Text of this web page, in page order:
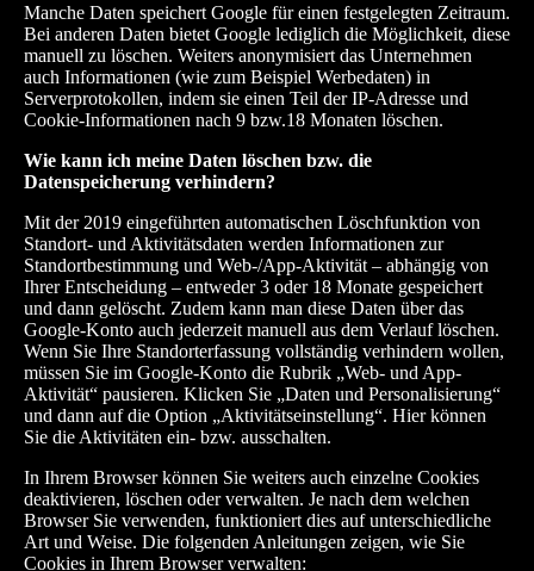
Manche Daten speichert Google für einen festgelegten Zeitraum.
Bei anderen Daten bietet Google lediglich die Möglichkeit, diese
manuell zu löschen. Weiters anonymisiert das Unternehmen
auch Informationen (wie zum Beispiel Werbedaten) in
Serverprotokollen, indem sie einen Teil der IP-Adresse und
Cookie-Informationen nach 9 bzw.18 Monaten löschen.
Wie kann ich meine Daten löschen bzw. die
Datenspeicherung verhindern?
Mit der 2019 eingeführten automatischen Löschfunktion von
Standort- und Aktivitätsdaten werden Informationen zur
Standortbestimmung und Web-/App-Aktivität – abhängig von
Ihrer Entscheidung – entweder 3 oder 18 Monate gespeichert
und dann gelöscht. Zudem kann man diese Daten über das
Google-Konto auch jederzeit manuell aus dem Verlauf löschen.
Wenn Sie Ihre Standorterfassung vollständig verhindern wollen,
müssen Sie im Google-Konto die Rubrik „Web- und App-
Aktivität“ pausieren. Klicken Sie „Daten und Personalisierung“
und dann auf die Option „Aktivitätseinstellung“. Hier können
Sie die Aktivitäten ein- bzw. ausschalten.
In Ihrem Browser können Sie weiters auch einzelne Cookies
deaktivieren, löschen oder verwalten. Je nach dem welchen
Browser Sie verwenden, funktioniert dies auf unterschiedliche
Art und Weise. Die folgenden Anleitungen zeigen, wie Sie
Cookies in Ihrem Browser verwalten: